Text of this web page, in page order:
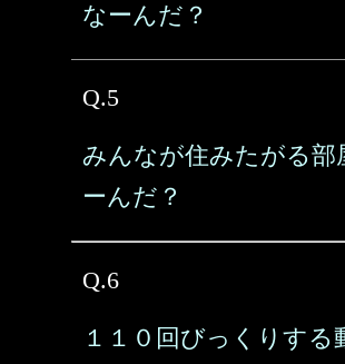
なーんだ？
Q.5
みんなが住みたがる部
ーんだ？
Q.6
１１０回びっくりする